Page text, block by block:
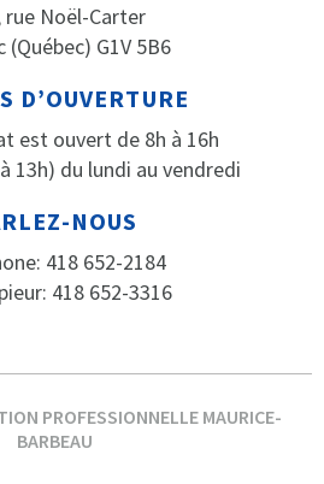
rue Noël-Carter
(Québec) G1V 5B6
D’OUVERTURE
est ouvert de 8h à 16h
13h) du lundi au vendredi
NOUS
418 652-2184
418 652-3316
PROFESSIONNELLE MAURICE-
BARBEAU